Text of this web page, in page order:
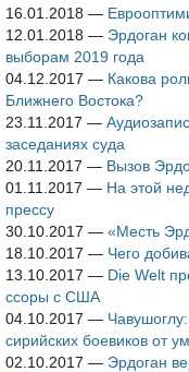
16.01.2018 —
12.01.2018 — Эрдоган
выборам 2019 года
04.12.2017 — Какова
Ближнего Востока?
23.11.2017 —
заседаниях суда
20.11.2017 — Вызов
01.11.2017 — На этой
прессу
30.10.2017 — «Месть
18.10.2017 — Чего
13.10.2017 — Die Welt
ссоры с США
04.10.2017 —
сирийских боевиков от
02.10.2017 — Эрдоган